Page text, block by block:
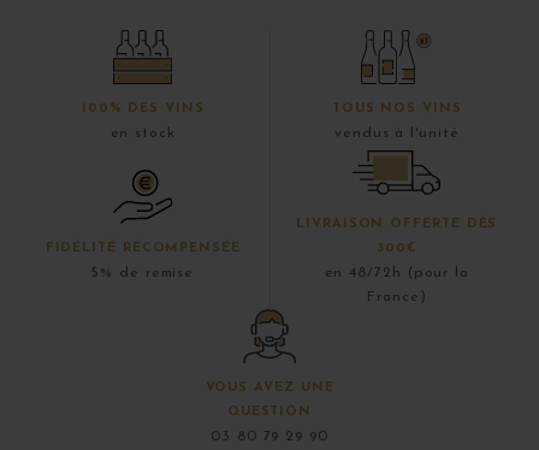
100% DES VINS
en stock
TOUS NOS VINS
vendus à l'unité
FIDÉLITÉ RÉCOMPENSÉE
5% de remise
LIVRAISON OFFERTE DÈS
300€
en 48/72h (pour la
France)
VOUS AVEZ UNE
QUESTION
03 80 79 29 90